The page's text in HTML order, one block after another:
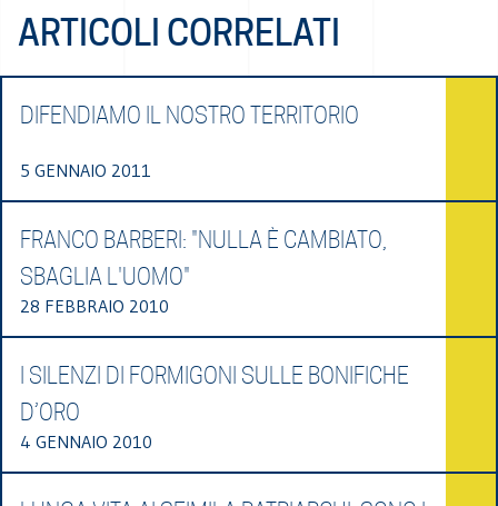
ARTICOLI CORRELATI
DIFENDIAMO IL NOSTRO TERRITORIO
5 GENNAIO 2011
FRANCO BARBERI: "NULLA È CAMBIATO,
SBAGLIA L'UOMO"
28 FEBBRAIO 2010
I SILENZI DI FORMIGONI SULLE BONIFICHE
D’ORO
4 GENNAIO 2010